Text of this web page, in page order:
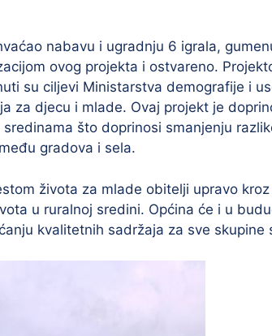
nabavu i ugradnju 6 igrala,
ovog projekta i ostvareno.
su ciljevi Ministarstva demografije i
za djecu i mlade. Ovaj projekt je
što doprinosi smanjenju
gradova i sela.
života za mlade obitelji upravo
u ruralnoj sredini. Općina će i u
kvalitetnih sadržaja za sve skupine